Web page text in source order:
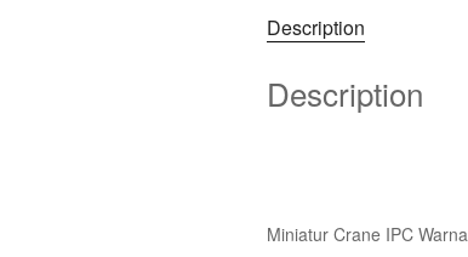
Description
Description
Miniatur Crane IPC Warna